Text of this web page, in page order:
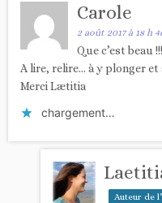
Carole
2 août 2017 à 18 h
Que c’est beau !!!
A lire, relire… à y plonger et
Merci Lætitia
chargement…
Auteur de